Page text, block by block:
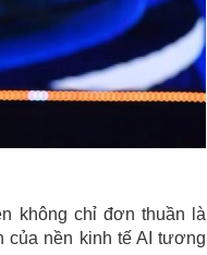
không chỉ đơn thuần là
của nền kinh tế AI tương